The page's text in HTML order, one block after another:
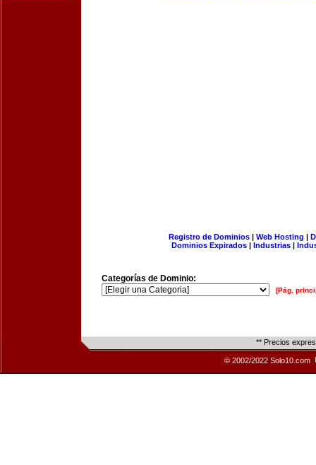
Registro de Dominios| Web Hosting |
Dominios Expirados | Industrias |
Categorías de Dominio:
[Pág.
** Precios
© 2002/2022 Solo10.com